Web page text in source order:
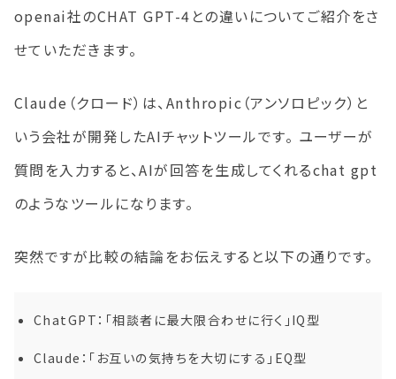
openai社のCHAT GPT-4との違いについてご紹介をさ
せていただきます。
Claude（クロード）は、Anthropic（アンソロピック）と
いう会社が開発したAIチャットツールです。 ユーザーが
質問を入力すると、AIが回答を生成してくれるchat gpt
のようなツールになります。
突然ですが比較の結論をお伝えすると以下の通りです。
ChatGPT：「相談者に最大限合わせに行く」IQ型
Claude：「お互いの気持ちを大切にする」EQ型